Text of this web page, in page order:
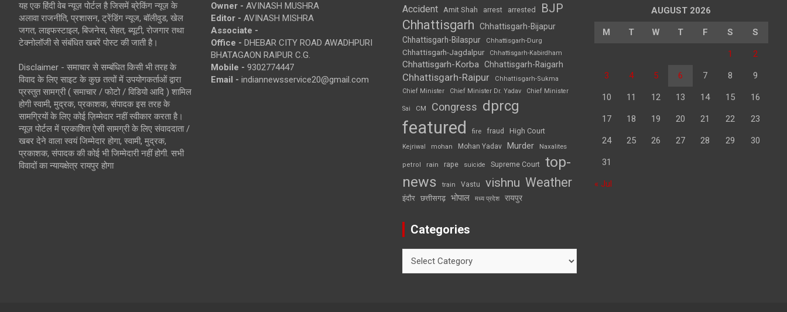
यह एक हिंदी वेब न्यूज़ पोर्टल है जिसमें ब्रेकिंग न्यूज़ के
अलावा राजनीति, प्रशासन, ट्रेंडिंग न्यूज, बॉलीवुड, खेल
जगत, लाइफस्टाइल, बिजनेस, सेहत, ब्यूटी, रोजगार तथा
टेक्नोलॉजी से संबंधित खबरें पोस्ट की जाती है।
Disclaimer - समाचार से सम्बंधित किसी भी तरह के
विवाद के लिए साइट के कुछ तत्वों में उपयोगकर्ताओं द्वारा
प्रस्तुत सामग्री ( समाचार / फोटो / विडियो आदि ) शामिल
होगी स्वामी, मुद्रक, प्रकाशक, संपादक इस तरह के
सामग्रियों के लिए कोई ज़िम्मेदार नहीं स्वीकार करता है।
न्यूज़ पोर्टल में प्रकाशित ऐसी सामग्री के लिए संवाददाता /
खबर देने वाला स्वयं जिम्मेदार होगा, स्वामी, मुद्रक,
प्रकाशक, संपादक की कोई भी जिम्मेदारी नहीं होगी. सभी
विवादों का न्यायक्षेत्र रायपुर होगा
Owner - AVINASH MUSHRA
Editor - AVINASH MISHRA
Associate -
Office - DHEBAR CITY ROAD AWADHPURI
BHATAGAON RAIPUR C.G.
Mobile - 9302774447
Email - indiannewsservice20@gmail.com
Accident Amit Shah arrest arrested BJP
Chhattisgarh
Chhattisgarh-Bijapur
Chhattisgarh-Bilaspur
Chhattisgarh-Durg
Chhattisgarh-Jagdalpur Chhattisgarh-Kabirdham
Chhattisgarh-Korba Chhattisgarh-Raigarh
Chhattisgarh-Raipur
Chhattisgarh-Sukma
Chief Minister
Chief Minister Dr. Yadav Chief Minister
Sai CM Congress dprcg
featured fire fraud High Court
Kejriwal mohan Mohan Yadav Murder Naxalites
petrol rain rape suicide Supreme Court top-
news
train Vastu vishnu Weather
इंदौर छत्तीसगढ़ भोपाल मध्य प्रदेश रायपुर
Categories
AUGUST 2026
M T W T F S S
1 2
3 4 5 6 7 8 9
10 11 12 13 14 15 16
17 18 19 20 21 22 23
24 25 26 27 28 29 30
31
« Jul